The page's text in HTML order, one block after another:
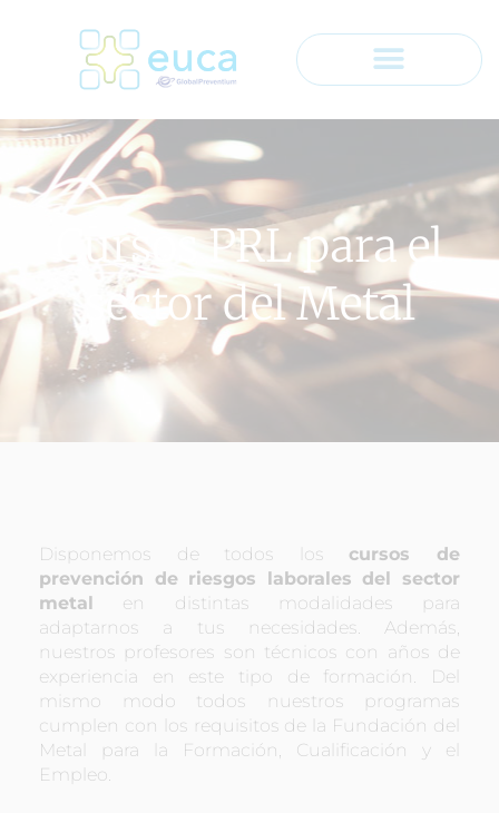
Cursos PRL para el
sector del Metal
Disponemos de todos los cursos de
prevención de riesgos laborales del sector
metal en distintas modalidades para
adaptarnos a tus necesidades. Además,
nuestros profesores son técnicos con años de
experiencia en este tipo de formación. Del
mismo modo todos nuestros programas
cumplen con los requisitos de la Fundación del
Metal para la Formación, Cualificación y el
Empleo.